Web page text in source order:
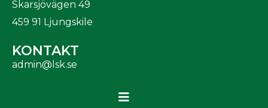
Skarsjövägen 49
459 91 Ljungskile
KONTAKT
admin@lsk.se